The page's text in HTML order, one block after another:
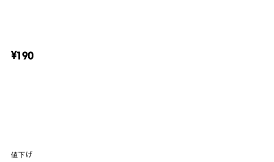
¥190
値下げ